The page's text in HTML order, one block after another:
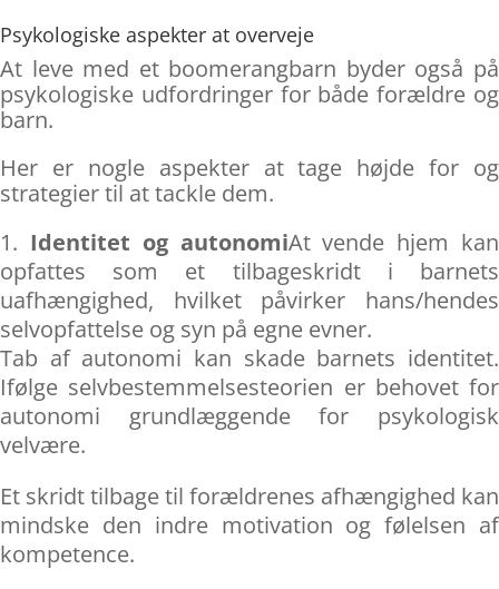
Psykologiske aspekter at overveje
At leve med et boomerangbarn byder også på
psykologiske udfordringer for både forældre og
barn.
Her er nogle aspekter at tage højde for og
strategier til at tackle dem.
Identitet og autonomiAt vende hjem kan
opfattes som et tilbageskridt i barnets
uafhængighed, hvilket påvirker hans/hendes
selvopfattelse og syn på egne evner.
Tab af autonomi kan skade barnets identitet.
Ifølge selvbestemmelsesteorien er behovet for
autonomi grundlæggende for psykologisk
velvære.
Et skridt tilbage til forældrenes afhængighed kan
mindske den indre motivation og følelsen af
kompetence.